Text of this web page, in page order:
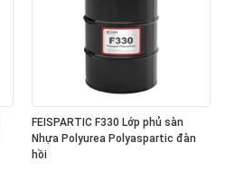
FEISPARTIC F330 Lớp phủ sàn
Nhựa Polyurea Polyaspartic đàn
hồi